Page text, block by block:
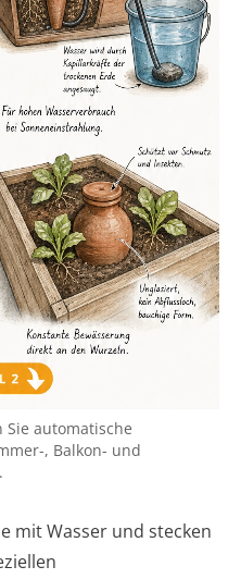
automatische
, Balkon- und
mit Wasser und stecken